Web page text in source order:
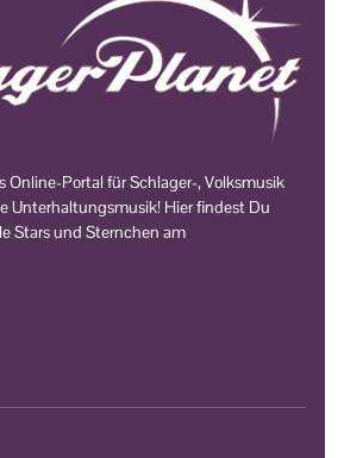
Online-Portal für Schlager-, Volksmusik
Unterhaltungsmusik! Hier findest Du
Stars und Sternchen am